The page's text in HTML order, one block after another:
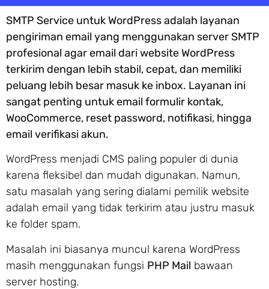
SMTP Service untuk WordPress adalah layanan
pengiriman email yang menggunakan server SMTP
profesional agar email dari website WordPress
terkirim dengan lebih stabil, cepat, dan memiliki
peluang lebih besar masuk ke inbox. Layanan ini
sangat penting untuk email formulir kontak,
WooCommerce, reset password, notifikasi, hingga
email verifikasi akun.
WordPress menjadi CMS paling populer di dunia
karena fleksibel dan mudah digunakan. Namun,
satu masalah yang sering dialami pemilik website
adalah email yang tidak terkirim atau justru masuk
ke folder spam.
Masalah ini biasanya muncul karena WordPress
masih menggunakan fungsi PHP Mail bawaan
server hosting.